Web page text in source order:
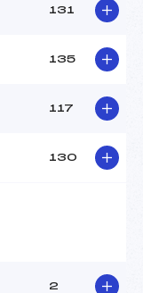
131
135
117
130
2